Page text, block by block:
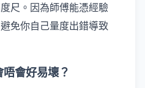
尺。因為師傅能憑經驗
免你自己量度出錯導致
會好易壞？